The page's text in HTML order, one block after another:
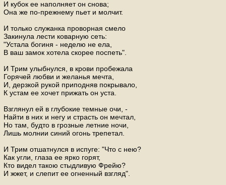
И кубок ее наполняет он снова;
Она же по-прежнему пьет и молчит.
И только служанка проворная смело
Закинула лести коварную сеть:
"Устала богиня - неделю не ела,
В ваш замок хотела скорее поспеть".
И Трим улыбнулся, в крови пробежала
Горячей любви и желанья мечта,
И, дерзкой рукой приподняв покрывало,
К устам ее хочет прижать он уста.
Взглянул ей в глубокие темные очи, -
Найти в них и негу и страсть он мечтал,
Но там, будто в грозные летние ночи,
Лишь молнии синий огонь трепетал.
И Трим отшатнулся в испуге: "Что с нею?
Как угли, глаза ее ярко горят,
Кто видел такою стыдливую Фрейю?
И жжет, и слепит ее огненный взгляд".